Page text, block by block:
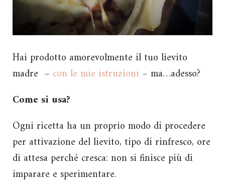
Hai prodotto amorevolmente il tuo lievito
madre – con le mie istruzioni – ma…adesso?
Come si usa?
Ogni ricetta ha un proprio modo di procedere
per attivazione del lievito, tipo di rinfresco, ore
di attesa perché cresca: non si finisce più di
imparare e sperimentare.